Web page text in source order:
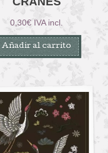
0,30€ IVA incl.
Añadir al carrito